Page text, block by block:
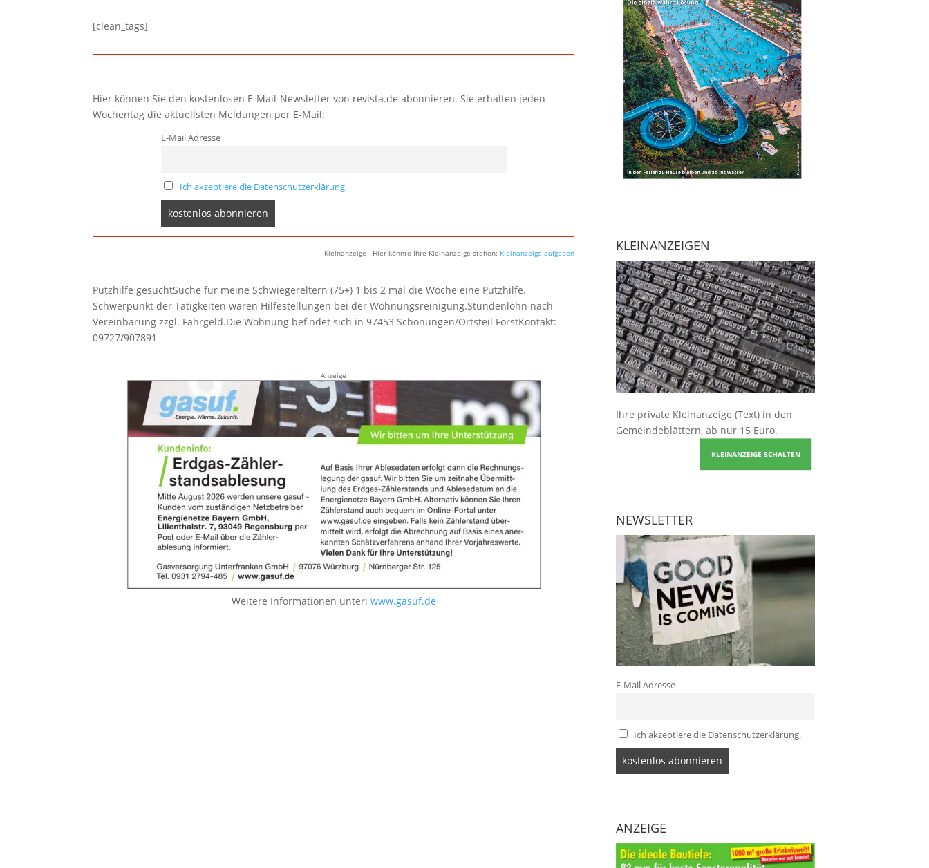
[clean_tags]
Hier können Sie den kostenlosen E-Mail-Newsletter von revista.de abonnieren. Sie erhalten jeden
Wochentag die aktuellsten Meldungen per E-Mail:
E-Mail Adresse
Ich akzeptiere die Datenschutzerklärung.
Kleinanzeige - Hier könnte Ihre Kleinanzeige stehen: Kleinanzeige aufgeben
Putzhilfe gesuchtSuche für meine Schwiegereltern (75+) 1 bis 2 mal die Woche eine Putzhilfe.
Schwerpunkt der Tätigkeiten wären Hilfestellungen bei der Wohnungsreinigung.Stundenlohn nach
Vereinbarung zzgl. Fahrgeld.Die Wohnung befindet sich in 97453 Schonungen/Ortsteil ForstKontakt:
09727/907891
Anzeige
Weitere Informationen unter: www.gasuf.de
KLEINANZEIGEN
Ihre private Kleinanzeige (Text) in den
Gemeindeblättern, ab nur 15 Euro.
KLEINANZEIGE SCHALTEN
NEWSLETTER
E-Mail Adresse
Ich akzeptiere die Datenschutzerklärung.
ANZEIGE